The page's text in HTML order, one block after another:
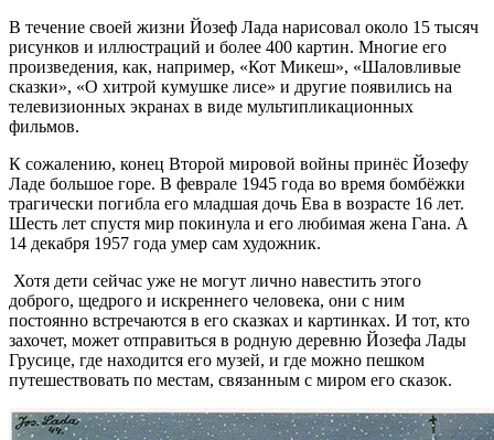
В течение своей жизни Йозеф Лада нарисовал около 15 тысяч
рисунков и иллюстраций и более 400 картин. Многие его
произведения, как, например, «Кот Микеш», «Шаловливые
сказки», «О хитрой кумушке лисе» и другие появились на
телевизионных экранах в виде мультипликационных
фильмов.
К сожалению, конец Второй мировой войны принёс Йозефу
Ладе большое горе. В феврале 1945 года во время бомбёжки
трагически погибла его младшая дочь Ева в возрасте 16 лет.
Шесть лет спустя мир покинула и его любимая жена Гана. А
14 декабря 1957 года умер сам художник.
Хотя дети сейчас уже не могут лично навестить этого
доброго, щедрого и искреннего человека, они с ним
постоянно встречаются в его сказках и картинках. И тот, кто
захочет, может отправиться в родную деревню Йозефа Лады
Грусице, где находится его музей, и где можно пешком
путешествовать по местам, связанным с миром его сказок.